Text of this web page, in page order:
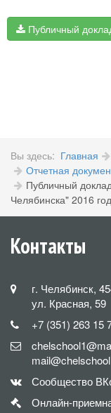
Публичный
Вы здесь: Главная
Отчетная
Публичный
Челябинска" 2016 год
Контакты
г. Челябинск,
ул. Красная, 59
+7 (351) 263 15
Сообщество
Онлайн-